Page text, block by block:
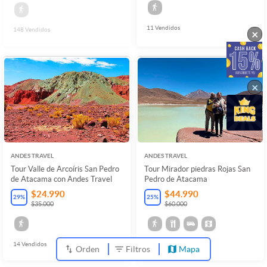
148 Vendidos 11 Vendidos
ANDES TRAVEL
Tour Valle de Arcoíris San Pedro
de Atacama con Andes Travel
29% $24.990
$35.000
14Vendidos
ANDES TRAVEL
Tour Mirador piedras Rojas San
Pedro de Atacama
25% $44.990
$60.000
Vendidos
Orden Filtros Mapa
×
×